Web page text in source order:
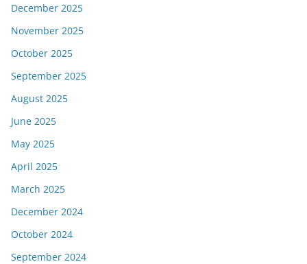
December 2025
November 2025
October 2025
September 2025
August 2025
June 2025
May 2025
April 2025
March 2025
December 2024
October 2024
September 2024